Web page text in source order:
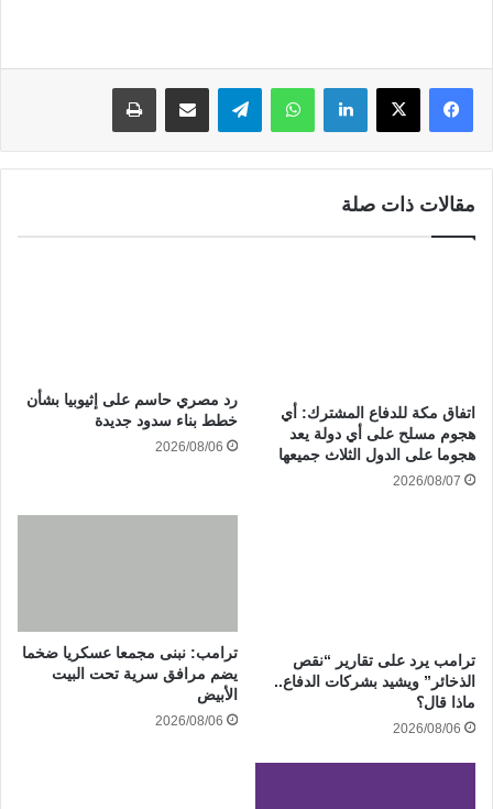
لينكدإن واتساب
مقالات ذات صلة
‏اتفاق مكة للدفاع المشترك: أي
هجوم مسلح على أي دولة يعد
هجوما على الدول الثلاث جميعها
2026/08/07
رد مصري حاسم على إثيوبيا بشأن
خطط بناء سدود جديدة
2026/08/06
ترامب يرد على تقارير “نقص
الذخائر” ويشيد بشركات الدفاع..
ماذا قال؟
2026/08/06
ترامب: نبنى مجمعا عسكريا ضخما
يضم مرافق سرية تحت البيت
الأبيض
2026/08/06